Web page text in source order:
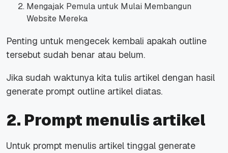
Mengajak Pemula untuk Mulai Membangun
Website Mereka
Penting untuk mengecek kembali apakah outline
tersebut sudah benar atau belum.
Jika sudah waktunya kita tulis artikel dengan hasil
generate prompt outline artikel diatas.
2. Prompt menulis artikel
Untuk prompt menulis artikel tinggal generate